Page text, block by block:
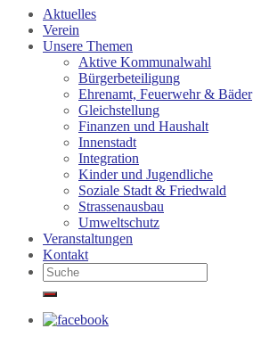
Aktuelles
Verein
Unsere Themen
Aktive Kommunalwahl
Bürgerbeteiligung
Ehrenamt, Feuerwehr & Bäder
Gleichstellung
Finanzen und Haushalt
Innenstadt
Integration
Kinder und Jugendliche
Soziale Stadt & Friedwald
Strassenausbau
Umweltschutz
Veranstaltungen
Kontakt